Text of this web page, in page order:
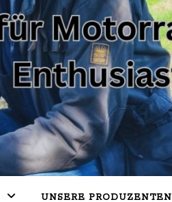
UNSERE PRODUZENTEN